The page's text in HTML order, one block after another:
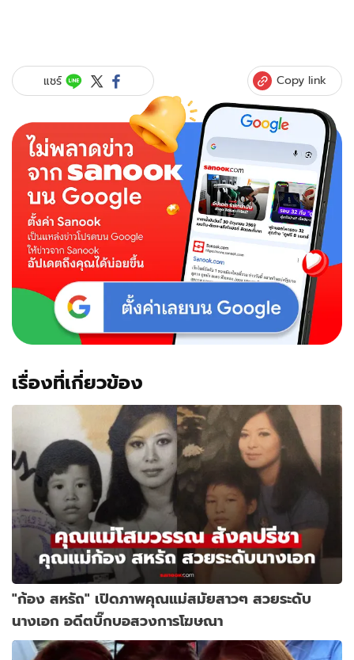
แชร์ Copy link
เรื่องที่เกี่ยวข้อง
"ก้อง สหรัถ" เปิดภาพคุณแม่สมัยสาวๆ สวยระดับ
นางเอก อดีตบิ๊กบอสวงการโฆษณา